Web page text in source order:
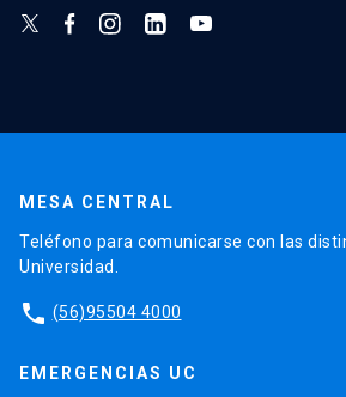
MESA CENTRAL
Teléfono para comunicarse con las
Universidad.
phone (56)95504 4000
EMERGENCIAS UC